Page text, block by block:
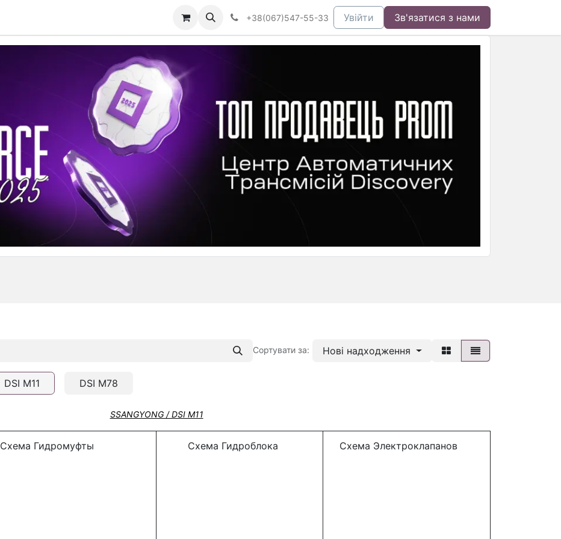
+38(067)547-55-33 Увійти Зв'язатися з нами
Сортувати за: Нові надходження
DSI M11 DSI M78
SSANGYONG / DSI M11
Схема Гидромуфты Схема Гидроблока Схема Электроклапанов